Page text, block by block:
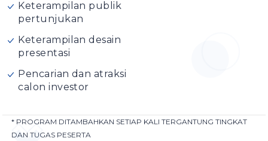
Keterampilan publik
pertunjukan
Keterampilan desain
presentasi
Pencarian dan atraksi
calon investor
* PROGRAM DITAMBAHKAN SETIAP KALI TERGANTUNG TINGKAT
DAN TUGAS PESERTA